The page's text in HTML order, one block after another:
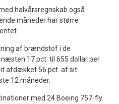
halvårsregnskab også
måneder har større
af brændstof i de
17 pct. til 655 dollar per
afdækket 56 pct. af sit
12 måneder.
med 24 Boeing 757-fly.